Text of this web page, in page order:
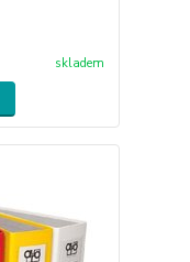
skladem